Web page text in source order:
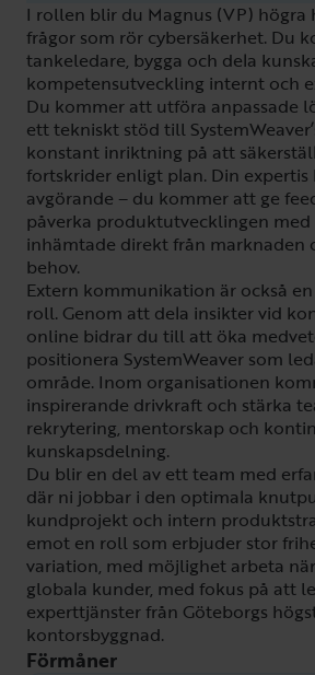
I rollen blir du Magnus (VP) högra
frågor som rör cybersäkerhet. Du
tankeledare, bygga och dela
kompetensutveckling internt och
Du kommer att utföra anpassade
ett tekniskt stöd till
konstant inriktning på att
fortskrider enligt plan. Din
avgörande – du kommer att ge
påverka produktutvecklingen
inhämtade direkt från marknaden
behov.
Extern kommunikation är också
roll. Genom att dela insikter vid
online bidrar du till att öka
positionera SystemWeaver som
område. Inom organisationen
inspirerande drivkraft och stärka
rekrytering, mentorskap och
kunskapsdelning.
Du blir en del av ett team med
där ni jobbar i den optimala
kundprojekt och intern
emot en roll som erbjuder stor
variation, med möjlighet arbeta
globala kunder, med fokus på att
experttjänster från Göteborgs
kontorsbyggnad.
Förmåner